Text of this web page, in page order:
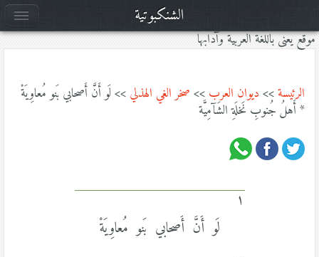
موقع يعنى باللغة العربية وآدابها
الرئيسة>> ديوان العرب >> صخر الغي الهذلي >> لَو أَنَّ أَصحابي بَنو مُعاوِيَةْ
* أَهلُ جُنوبِ نَخلَةِ الشَآمِيَّة
١
لَو أَنَّ أَصحابي بَنو مُعاوِيَةْ
الشنكبوتية